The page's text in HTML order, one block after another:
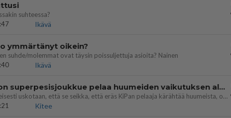
suhteessa?
Ikävä
ymmärtänyt oikein?
suhde/molemmat ovat täysin poissuljettuja asioita? Nainen
Ikävä
Kiteen Pallon superpesisjoukkue pelaa huumeiden vaikutuksen alaisena
Huumerikos. Yleisesti uskotaan, että se seikka, että eräs KiPan pelaaja kärähtää huumeista, on vain jäävuoren huippu. M
Kitee